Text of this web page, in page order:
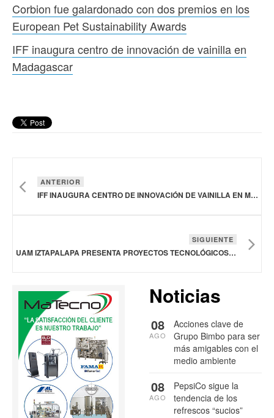
Corbion fue galardonado con dos premios en los
European Pet Sustainability Awards
IFF inaugura centro de innovación de vainilla en
Madagascar
ANTERIOR
IFF INAUGURA CENTRO DE INNOVACIÓN DE VAINILLA EN MADAGASCAR
SIGUIENTE
UAM IZTAPALAPA PRESENTA PROYECTOS TECNOLÓGICOS Y PROTOTIPOS INNOVADORES: CERVEZA DE MAÍZ PIGMENTADO, DESHIDRATADORA SOLAR DE FRUTAS Y VERDURAS
Noticias
Acciones clave de
Grupo Bimbo para ser
más amigables con el
medio ambiente
08
AGO
PepsiCo sigue la
tendencia de los
refrescos “sucios”
08
AGO